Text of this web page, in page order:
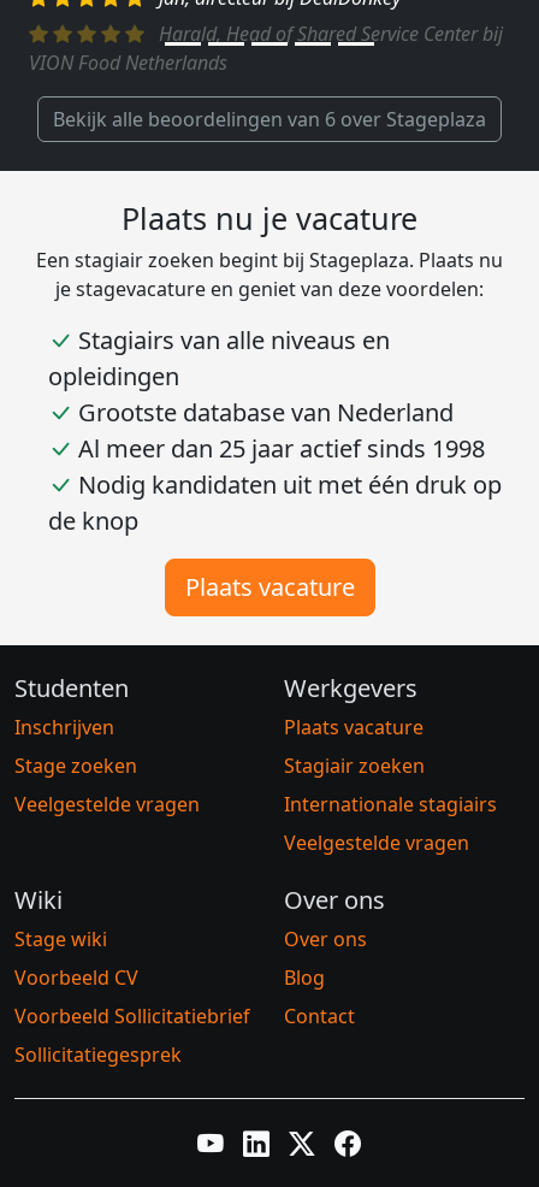
Harald, Head of Shared Service Center bij
VION Food Netherlands
Bekijk alle beoordelingen van 6 over Stageplaza
Plaats nu je vacature
Een stagiair zoeken begint bij Stageplaza. Plaats nu
je stagevacature en geniet van deze voordelen:
Stagiairs van alle niveaus en
opleidingen
Grootste database van Nederland
Al meer dan 25 jaar actief sinds 1998
Nodig kandidaten uit met één druk op
de knop
Plaats vacature
Studenten
Inschrijven
Stage zoeken
Veelgestelde vragen
Werkgevers
Plaats vacature
Stagiair zoeken
Internationale stagiairs
Veelgestelde vragen
Wiki
Stage wiki
Voorbeeld CV
Voorbeeld Sollicitatiebrief
Sollicitatiegesprek
Over ons
Over ons
Blog
Contact
YouTubeLinkedInTwitter XFacebook